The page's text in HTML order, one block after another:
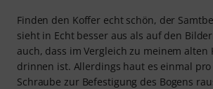
Finden den Koffer echt schön, der
sieht in Echt besser aus als auf den
auch, dass im Vergleich zu meinem alten
drinnen ist. Allerdings haut es einmal pro
Schraube zur Befestigung des Bogens